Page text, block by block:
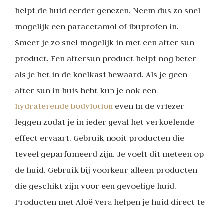
helpt de huid eerder genezen. Neem dus zo snel
mogelijk een paracetamol of ibuprofen in.
Smeer je zo snel mogelijk in met een after sun
product. Een aftersun product helpt nog beter
als je het in de koelkast bewaard. Als je geen
after sun in huis hebt kun je ook een
hydraterende bodylotion even in de vriezer
leggen zodat je in ieder geval het verkoelende
effect ervaart. Gebruik nooit producten die
teveel geparfumeerd zijn. Je voelt dit meteen op
de huid. Gebruik bij voorkeur alleen producten
die geschikt zijn voor een gevoelige huid.
Producten met Aloë Vera helpen je huid direct te